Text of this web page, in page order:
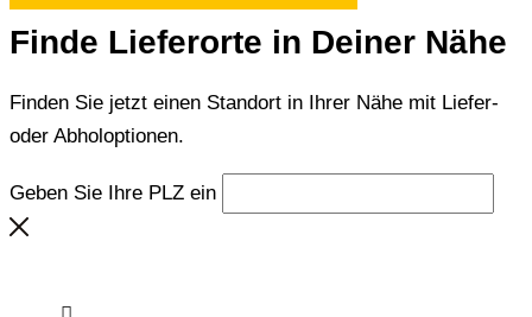
Finde Lieferorte in Deiner Nähe
Finden Sie jetzt einen Standort in Ihrer Nähe mit Liefer-
oder Abholoptionen.
Geben Sie Ihre PLZ ein